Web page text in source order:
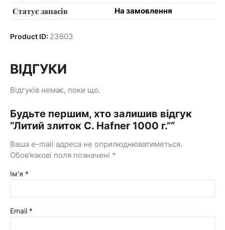
Статус запасів На замовлення
Product ID: 23603
ВІДГУКИ
Відгуків немає, поки що.
Будьте першим, хто залишив відгук
“Литий злиток C. Hafner 1000 г.”“
Ваша e-mail адреса не оприлюднюватиметься.
Обов’язкові поля позначені *
Ім'я *
Email *